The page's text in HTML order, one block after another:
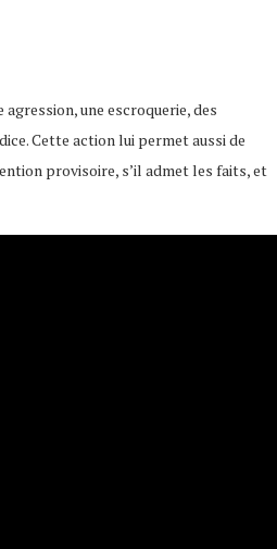
une escroquerie, des
Cette action lui permet aussi de
provisoire, s’il admet les faits, et